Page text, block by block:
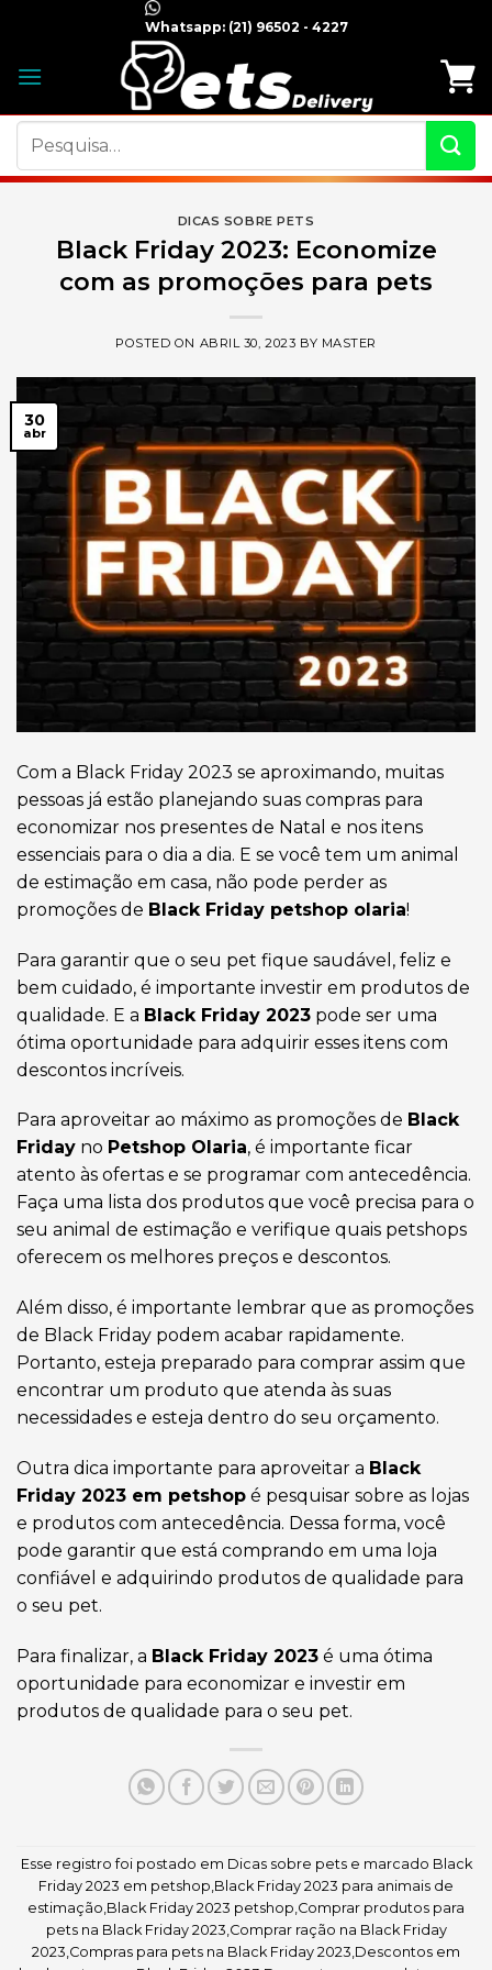
content
Whatsapp:(21) 96502 - 4227
por:
DICAS SOBRE PETS
Black Friday 2023: Economize
com as promoções para pets
POSTED ON ABRIL 30, 2023 BY MASTER
30
abr
Com a Black Friday 2023 se aproximando, muitas
pessoas já estão planejando suas compras para
economizar nos presentes de Natal e nos itens
essenciais para o dia a dia. E se você tem um animal
de estimação em casa, não pode perder as
promoções de Black Friday petshop olaria!
Para garantir que o seu pet fique saudável, feliz e
bem cuidado, é importante investir em produtos de
qualidade. E a Black Friday 2023 pode ser uma
ótima oportunidade para adquirir esses itens com
descontos incríveis.
Para aproveitar ao máximo as promoções de Black
Friday no Petshop Olaria, é importante ficar
atento às ofertas e se programar com antecedência.
Faça uma lista dos produtos que você precisa para o
seu animal de estimação e verifique quais petshops
oferecem os melhores preços e descontos.
Além disso, é importante lembrar que as promoções
de Black Friday podem acabar rapidamente.
Portanto, esteja preparado para comprar assim que
encontrar um produto que atenda às suas
necessidades e esteja dentro do seu orçamento.
Outra dica importante para aproveitar a Black
Friday 2023 em petshop é pesquisar sobre as lojas
e produtos com antecedência. Dessa forma, você
pode garantir que está comprando em uma loja
confiável e adquirindo produtos de qualidade para
o seu pet.
Para finalizar, a Black Friday 2023 é uma ótima
oportunidade para economizar e investir em
produtos de qualidade para o seu pet.
Esse registro foi postado em Dicas sobre petse marcado Black
Friday 2023 em petshop,Black Friday 2023 para animais de
estimação,Black Friday 2023 petshop,Comprar produtos para
pets na Black Friday 2023,Comprar ração na Black Friday
2023,Compras para pets na Black Friday 2023,Descontos em